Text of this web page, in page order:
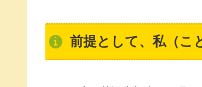
前提として、私（